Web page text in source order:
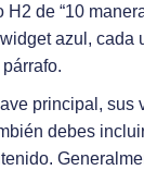
de “10
azul,
principal, sus
debes